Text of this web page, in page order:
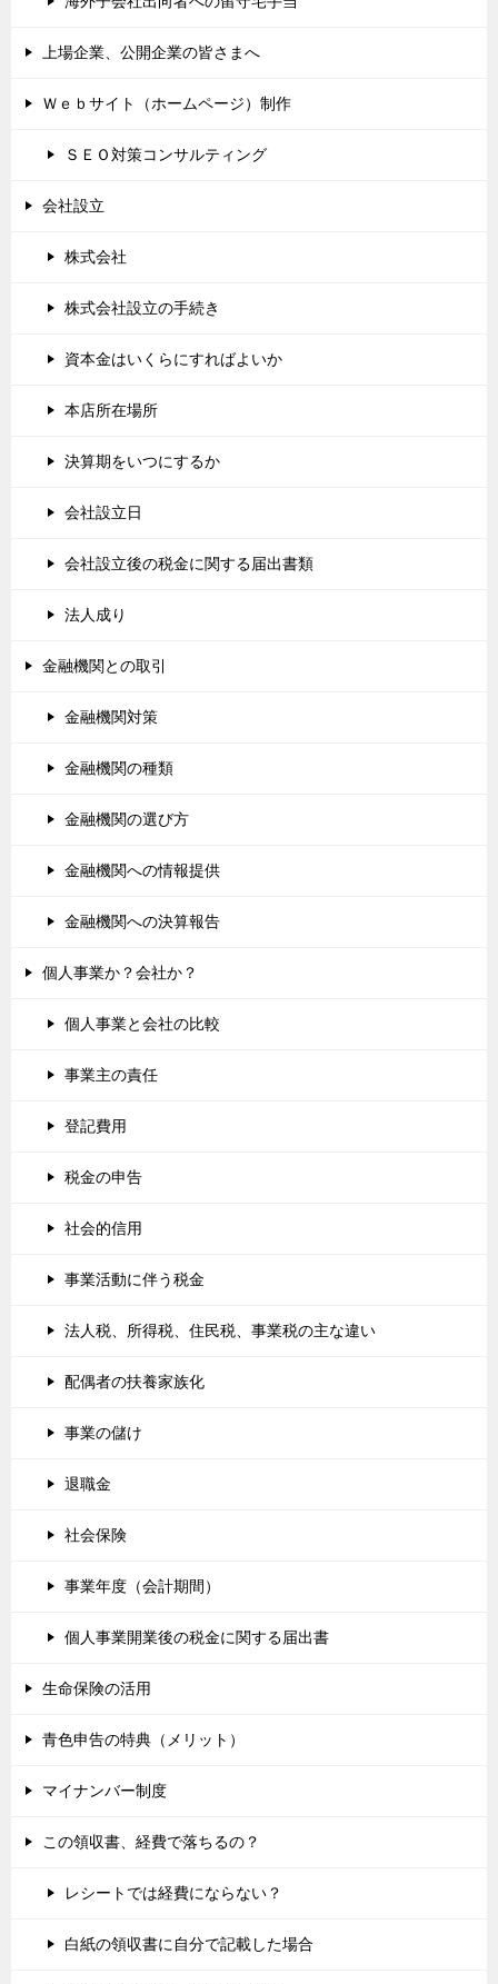
上場企業、公開企業の皆さまへ
Ｗｅｂサイト（ホームページ）制作
ＳＥＯ対策コンサルティング
会社設立
株式会社
株式会社設立の手続き
資本金はいくらにすればよいか
本店所在場所
決算期をいつにするか
会社設立日
会社設立後の税金に関する届出書類
法人成り
金融機関との取引
金融機関対策
金融機関の種類
金融機関の選び方
金融機関への情報提供
金融機関への決算報告
個人事業か？会社か？
個人事業と会社の比較
事業主の責任
登記費用
税金の申告
社会的信用
事業活動に伴う税金
法人税、所得税、住民税、事業税の主な違い
配偶者の扶養家族化
事業の儲け
退職金
社会保険
事業年度（会計期間）
個人事業開業後の税金に関する届出書
生命保険の活用
青色申告の特典（メリット）
マイナンバー制度
この領収書、経費で落ちるの？
レシートでは経費にならない？
白紙の領収書に自分で記載した場合